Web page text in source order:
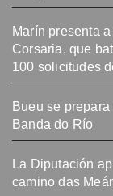
Marín presenta
Corsaria, que
100 solicitudes
Bueu se
Banda do Río
La Diputación
camino das